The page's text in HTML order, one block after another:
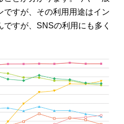
ですが、その利用用途はイン
すが、SNSの利用にも多く